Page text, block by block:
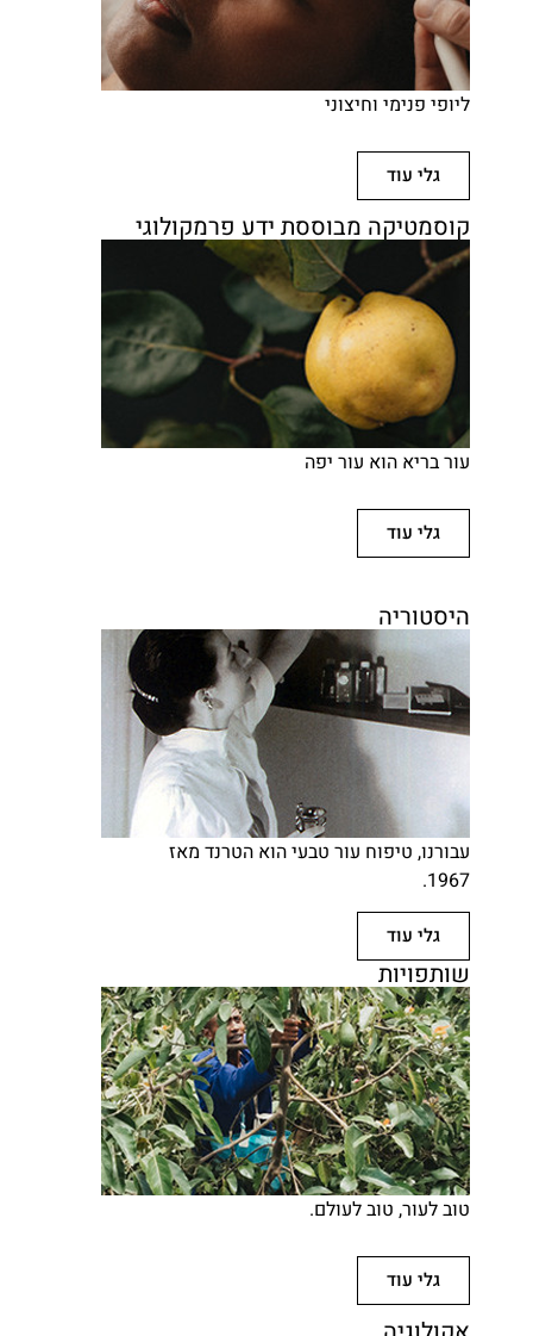
ליופי פנימי וחיצוני
גלי עוד
קוסמטיקה מבוססת ידע פרמקולוגי
עור בריא הוא עור יפה
גלי עוד
היסטוריה
עבורנו, טיפוח עור טבעי הוא הטרנד מאז
1967.
גלי עוד
שותפויות
טוב לעור, טוב לעולם.
גלי עוד